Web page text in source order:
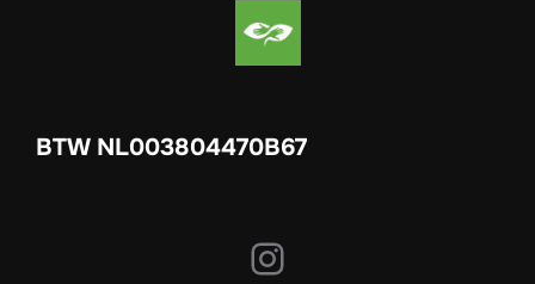
BTW NL003804470B67
Instagram